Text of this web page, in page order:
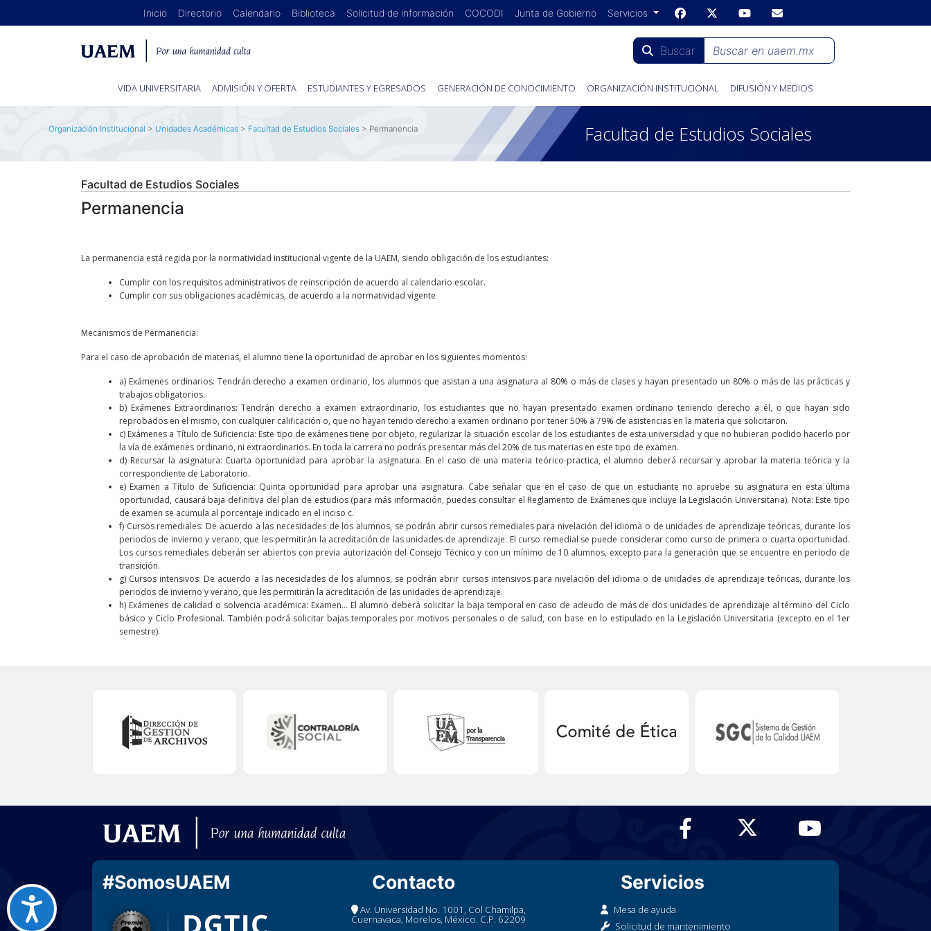
Inicio Directorio Calendario Biblioteca Solicitud de información COCODI Junta de Gobierno Servicios
Buscar
VIDA UNIVERSITARIA ADMISIÓN Y OFERTA ESTUDIANTES Y EGRESADOS GENERACIÓN DE CONOCIMIENTO ORGANIZACIÓN INSTITUCIONAL DIFUSIÓN Y MEDIOS
Organización Institucional > Unidades Académicas> Facultad de Estudios Sociales> Permanencia Facultad de Estudios Sociales
Facultad de Estudios Sociales
Permanencia
La permanencia está regida por la normatividad institucional vigente de la UAEM, siendo obligación de los estudiantes:
Cumplir con los requisitos administrativos de reinscripción de acuerdo al calendario escolar.
Cumplir con sus obligaciones académicas, de acuerdo a la normatividad vigente
Mecanismos de Permanencia:
Para el caso de aprobación de materias, el alumno tiene la oportunidad de aprobar en los siguientes momentos:
a) Exámenes ordinarios: Tendrán derecho a examen ordinario, los alumnos que asistan a una asignatura al 80% o más de clases y hayan presentado un 80% o más de las prácticas y
trabajos obligatorios.
b) Exámenes Extraordinarios: Tendrán derecho a examen extraordinario, los estudiantes que no hayan presentado examen ordinario teniendo derecho a él, o que hayan sido
reprobados en el mismo, con cualquier calificación o, que no hayan tenido derecho a examen ordinario por tener 50% a 79% de asistencias en la materia que solicitaron.
c) Exámenes a Título de Suficiencia: Este tipo de exámenes tiene por objeto, regularizar la situación escolar de los estudiantes de esta universidad y que no hubieran podido hacerlo por
la vía de exámenes ordinario, ni extraordinarios. En toda la carrera no podrás presentar más del 20% de tus materias en este tipo de examen.
d) Recursar la asignatura: Cuarta oportunidad para aprobar la asignatura. En el caso de una materia teórico-practica, el alumno deberá recursar y aprobar la materia teórica y la
correspondiente de Laboratorio.
e) Examen a Título de Suficiencia: Quinta oportunidad para aprobar una asignatura. Cabe señalar que en el caso de que un estudiante no apruebe su asignatura en esta última
oportunidad, causará baja definitiva del plan de estudios (para más información, puedes consultar el Reglamento de Exámenes que incluye la Legislación Universitaria). Nota: Este tipo
de examen se acumula al porcentaje indicado en el inciso c.
f) Cursos remediales: De acuerdo a las necesidades de los alumnos, se podrán abrir cursos remediales para nivelación del idioma o de unidades de aprendizaje teóricas, durante los
periodos de invierno y verano, que les permitirán la acreditación de las unidades de aprendizaje. El curso remedial se puede considerar como curso de primera o cuarta oportunidad.
Los cursos remediales deberán ser abiertos con previa autorización del Consejo Técnico y con un mínimo de 10 alumnos, excepto para la generación que se encuentre en periodo de
transición.
g) Cursos intensivos: De acuerdo a las necesidades de los alumnos, se podrán abrir cursos intensivos para nivelación del idioma o de unidades de aprendizaje teóricas, durante los
periodos de invierno y verano, que les permitirán la acreditación de las unidades de aprendizaje.
h) Exámenes de calidad o solvencia académica: Examen… El alumno deberá solicitar la baja temporal en caso de adeudo de más de dos unidades de aprendizaje al término del Ciclo
básico y Ciclo Profesional. También podrá solicitar bajas temporales por motivos personales o de salud, con base en lo estipulado en la Legislación Universitaria (excepto en el 1er
semestre).
#SomosUAEM Contacto
Av. Universidad No. 1001, Col Chamilpa,
Cuernavaca, Morelos, México. C.P. 62209
Servicios
Mesa de ayuda
Solicitud de mantenimiento